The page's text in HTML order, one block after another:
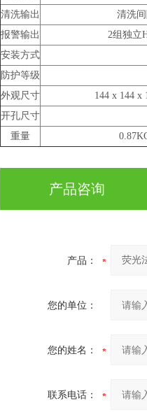
清洗输出
清洗
报警输出
2组独立
安装方式
防护等级
外观尺寸
144 x 144 x
开孔尺寸
重量
产品咨询
产品：
您的单位：
您的姓名：
联系电话：